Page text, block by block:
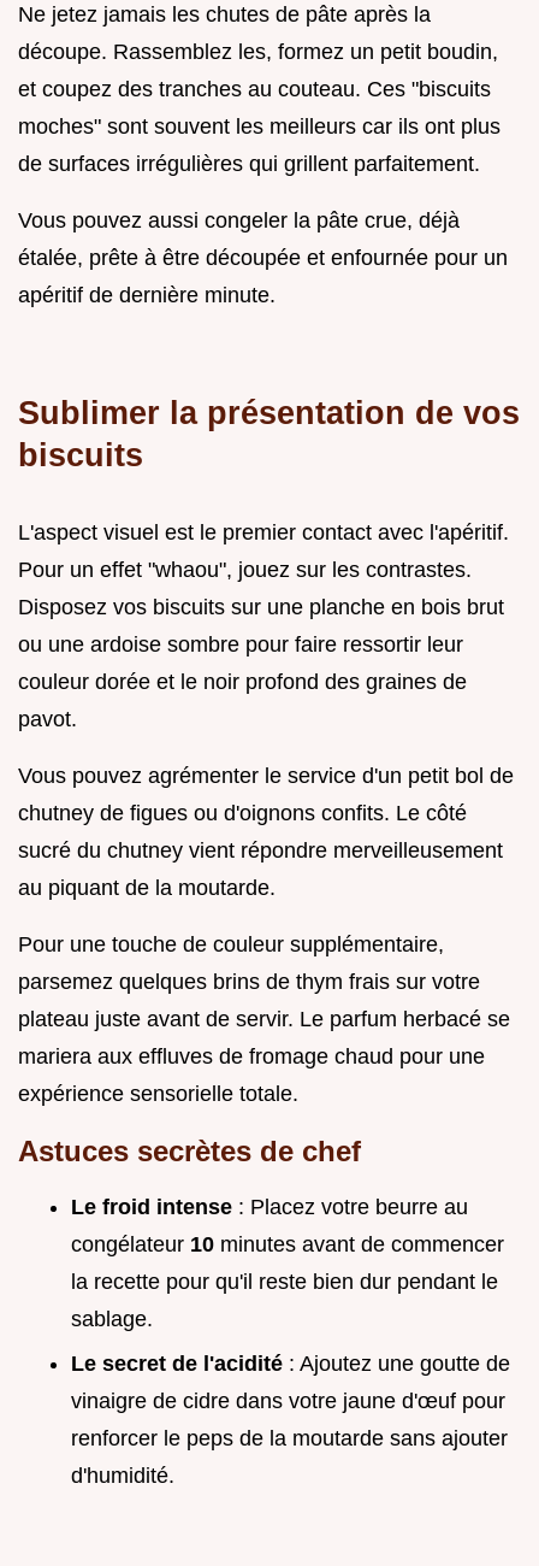
Ne jetez jamais les chutes de pâte après la
découpe. Rassemblez les, formez un petit boudin,
et coupez des tranches au couteau. Ces "biscuits
moches" sont souvent les meilleurs car ils ont plus
de surfaces irrégulières qui grillent parfaitement.
Vous pouvez aussi congeler la pâte crue, déjà
étalée, prête à être découpée et enfournée pour un
apéritif de dernière minute.
Sublimer la présentation de vos
biscuits
L'aspect visuel est le premier contact avec l'apéritif.
Pour un effet "whaou", jouez sur les contrastes.
Disposez vos biscuits sur une planche en bois brut
ou une ardoise sombre pour faire ressortir leur
couleur dorée et le noir profond des graines de
pavot.
Vous pouvez agrémenter le service d'un petit bol de
chutney de figues ou d'oignons confits. Le côté
sucré du chutney vient répondre merveilleusement
au piquant de la moutarde.
Pour une touche de couleur supplémentaire,
parsemez quelques brins de thym frais sur votre
plateau juste avant de servir. Le parfum herbacé se
mariera aux effluves de fromage chaud pour une
expérience sensorielle totale.
Astuces secrètes de chef
Le froid intense : Placez votre beurre au
congélateur 10 minutes avant de commencer
la recette pour qu'il reste bien dur pendant le
sablage.
Le secret de l'acidité : Ajoutez une goutte de
vinaigre de cidre dans votre jaune d'œuf pour
renforcer le peps de la moutarde sans ajouter
d'humidité.